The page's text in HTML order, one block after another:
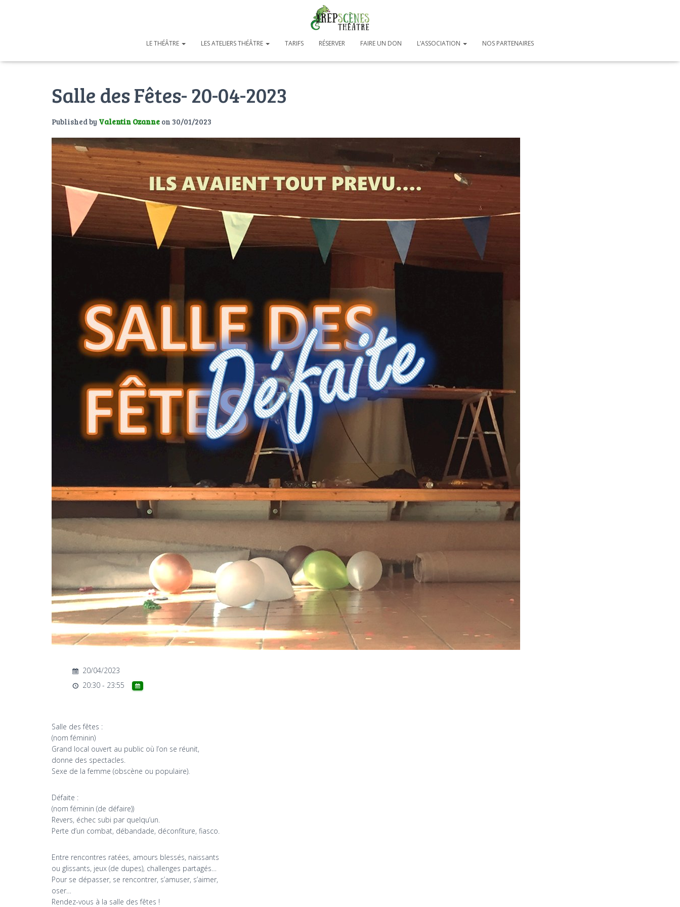
LE THÉÂTRE LES ATELIERS THÉÂTRE TARIFS RÉSERVER FAIRE UN DON L’ASSOCIATION NOS PARTENAIRES
Salle des Fêtes- 20-04-2023
Published by Valentin Ozanne on 30/01/2023
20/04/2023
20:30 - 23:55
Salle des fêtes :
(nom féminin)
Grand local ouvert au public où l’on se réunit,
donne des spectacles.
Sexe de la femme (obscène ou populaire).
Défaite :
(nom féminin (de défaire))
Revers, échec subi par quelqu’un.
Perte d’un combat, débandade, déconfiture, fiasco.
Entre rencontres ratées, amours blessés, naissants
ou glissants, jeux (de dupes), challenges partagés…
Pour se dépasser, se rencontrer, s’amuser, s’aimer,
oser…
Rendez-vous à la salle des fêtes !